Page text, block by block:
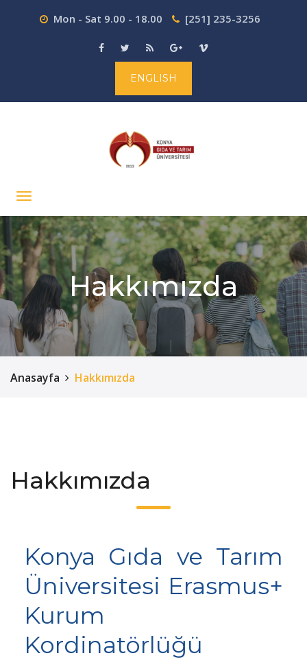
Mon - Sat 9.00 - 18.00 [251] 235-3256
ENGLISH
Hakkımızda
Anasayfa Hakkımızda
Hakkımızda
Konya Gıda ve Tarım
Üniversitesi Erasmus+
Kurum
Kordinatörlüğü